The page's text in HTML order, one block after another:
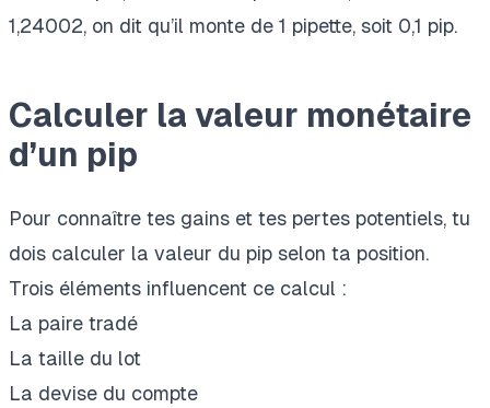
1,24002, on dit qu’il monte de 1 pipette, soit 0,1 pip.
Calculer la valeur monétaire
d’un pip
Pour connaître tes gains et tes pertes potentiels, tu
dois calculer la valeur du pip selon ta position.
Trois éléments influencent ce calcul :
La paire tradé
La taille du lot
La devise du compte